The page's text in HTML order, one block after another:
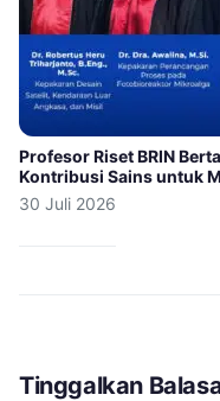
Profesor Riset BRIN
Kontribusi Sains untuk
30 Juli 2026
Tinggalkan